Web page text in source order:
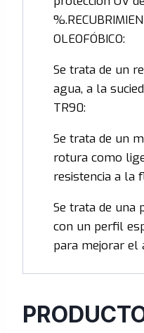
OLEOFÓBICO:
Se trata de un
agua, a la
TR90:
Se trata de un
rotura como
resistencia a la
Se trata de una
con un perfil
para mejorar el